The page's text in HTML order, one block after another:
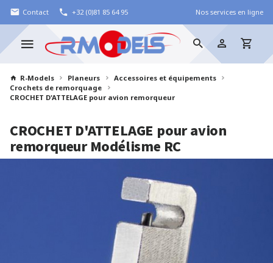
Contact +32 (0)81 85 64 95 Nos services en ligne
R-Models Planeurs
Accessoires et équipements
Crochets de remorquage
CROCHET D'ATTELAGE pour avion remorqueur
CROCHET D'ATTELAGE pour avion
remorqueur Modélisme RC